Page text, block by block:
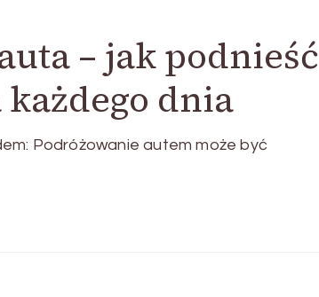
– jak podnieść
dnia
Podróżowanie autem może być